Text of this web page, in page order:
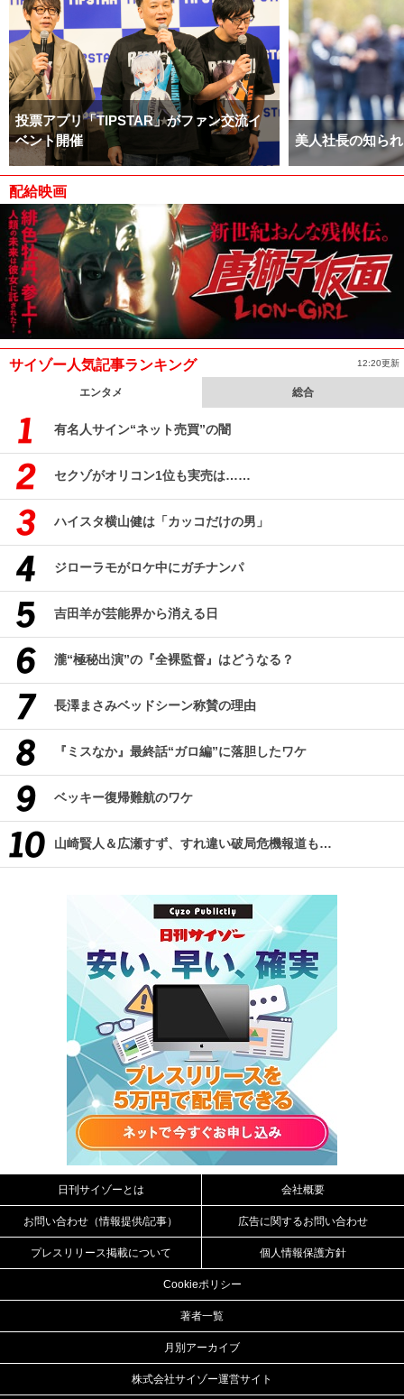
投票アプリ「TIPSTAR」がファン交流イ
ベント開催
美人社長の知ら
配給映画
サイゾー人気記事ランキング 12:20更新
エンタメ 総合
有名人サイン“ネット売買”の闇
セクゾがオリコン1位も実売は……
ハイスタ横山健は「カッコだけの男」
ジローラモがロケ中にガチナンパ
吉田羊が芸能界から消える日
瀧“極秘出演”の『全裸監督』はどうなる？
長澤まさみベッドシーン称賛の理由
『ミスなか』最終話“ガロ編”に落胆したワケ
ベッキー復帰難航のワケ
山崎賢人＆広瀬すず、すれ違い破局危機報道も…
日刊サイゾーとは 会社概要
お問い合わせ（情報提供/記事） 広告に関するお問い合わせ
プレスリリース掲載について 個人情報保護方針
Cookieポリシー
著者一覧
月別アーカイブ
株式会社サイゾー運営サイト